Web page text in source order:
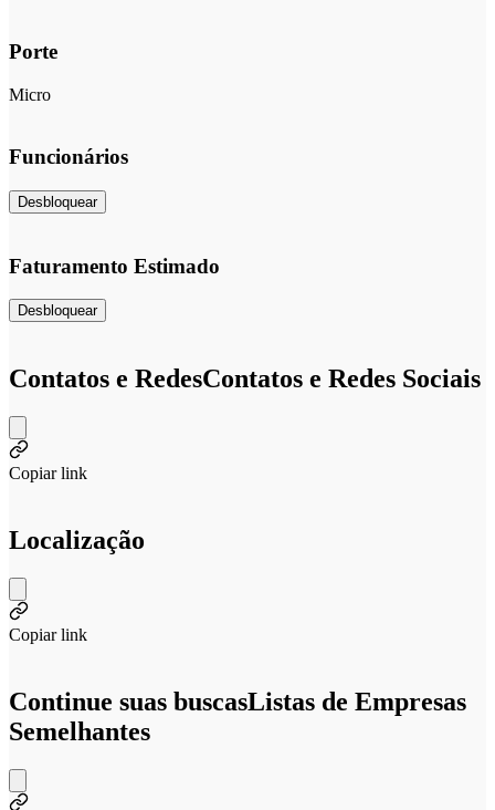
Porte
Micro
Funcionários
Desbloquear
Faturamento Estimado
Desbloquear
Contatos e RedesContatos e Redes Sociais
Copiar link
Localização
Copiar link
Continue suas buscasListas de Empresas
Semelhantes